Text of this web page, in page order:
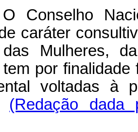
Conselho
caráter
das Mulheres,
por
voltadas à
(Redação dada